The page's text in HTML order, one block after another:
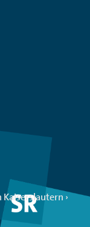
Kaiserslautern